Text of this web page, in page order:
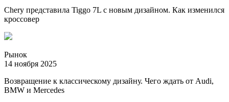
Chery представила Tiggo 7L с новым дизайном. Как изменился
кроссовер
Рынок
14 ноября 2025
Возвращение к классическому дизайну. Чего ждать от Audi,
BMW и Mercedes